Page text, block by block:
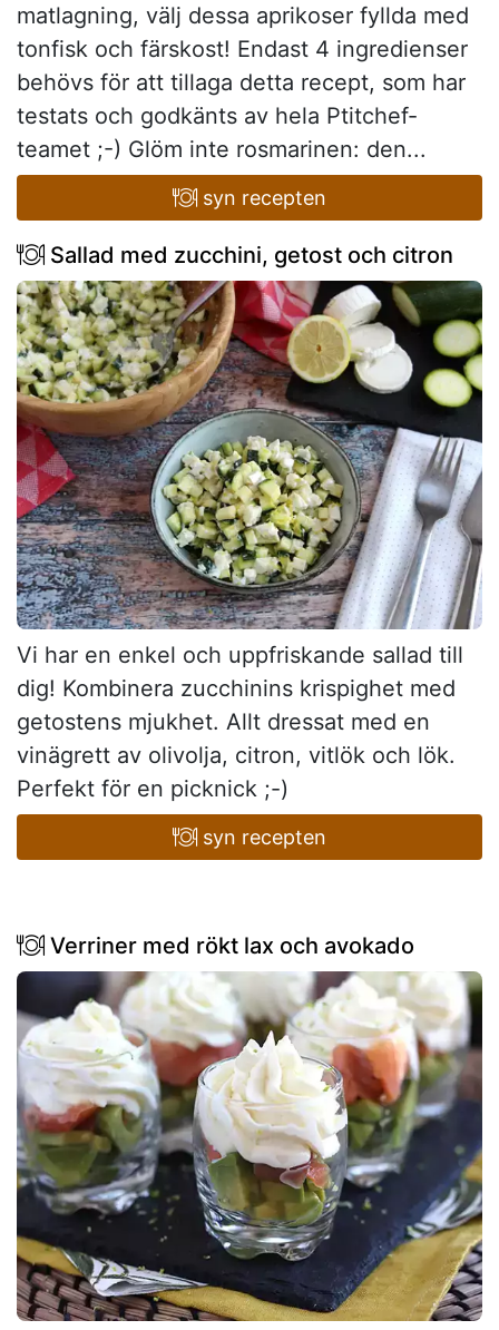
matlagning, välj dessa aprikoser fyllda med
tonfisk och färskost! Endast 4 ingredienser
behövs för att tillaga detta recept, som har
testats och godkänts av hela Ptitchef-
teamet ;-) Glöm inte rosmarinen: den...
syn recepten
Sallad med zucchini, getost och citron
Vi har en enkel och uppfriskande sallad till
dig! Kombinera zucchinins krispighet med
getostens mjukhet. Allt dressat med en
vinägrett av olivolja, citron, vitlök och lök.
Perfekt för en picknick ;-)
syn recepten
Verriner med rökt lax och avokado